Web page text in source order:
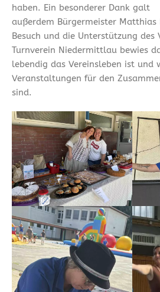
haben. Ein besonderer Dank galt
außerdem Bürgermeister Matthias
Besuch und die Unterstützung des
Turnverein Niedermittlau bewies
lebendig das Vereinsleben ist und
Veranstaltungen für den
sind.